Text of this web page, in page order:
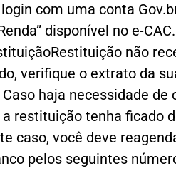
com uma conta
disponível no e-CAC.
não
verifique o extrato da
haja necessidade
restituição tenha ficado
caso, você deve
pelos seguintes